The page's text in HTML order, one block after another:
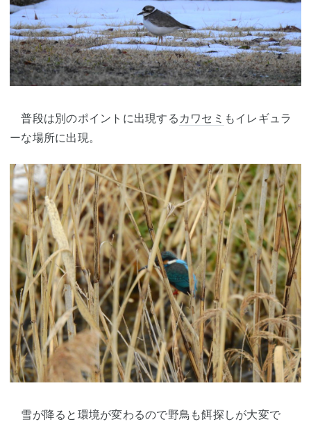
普段は別のポイントに出現する カワセミ もイレギュラ
ーな場所に出現。
雪が降ると環境が変わるので野鳥も餌探しが大変で